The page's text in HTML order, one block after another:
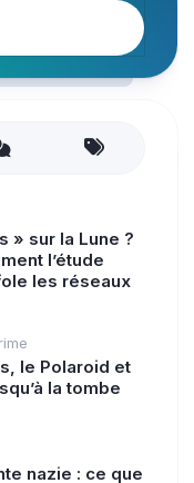
» sur la Lune ?
l’étude
les réseaux
le Polaroid et
la tombe
nazie : ce que